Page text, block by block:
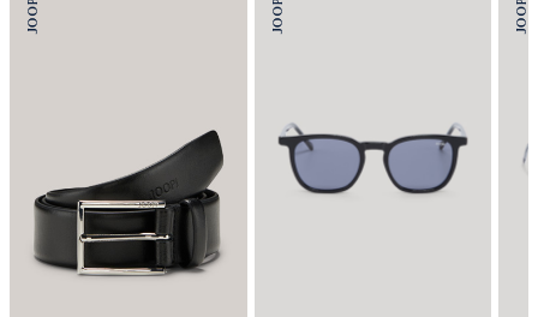
78467 Konstanz
Strellson AG
Sonnenwiesenstrasse 21
8280 Kreuzlingen